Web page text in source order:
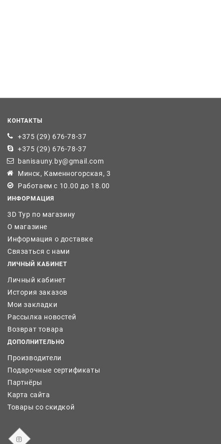
КОНТАКТЫ
+375 (29) 676-78-37
+375 (29) 676-78-37
banisauny.by@gmail.com
Минск, Каменногорская, 3
Работаем с 10.00 до 18.00
ИНФОРМАЦИЯ
3D Тур по магазину
О магазине
Информация о доставке
Связаться с нами
ЛИЧНЫЙ КАБИНЕТ
Личный кабинет
История заказов
Мои закладки
Рассылка новостей
Возврат товара
ДОПОЛНИТЕЛЬНО
Производители
Подарочные сертификаты
Партнёры
Карта сайта
Товары со скидкой